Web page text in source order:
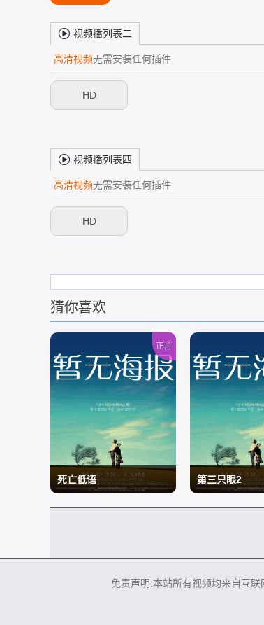
视频播列表二
高清视频无需安装任何插件
HD
视频播列表四
高清视频无需安装任何插件
HD
猜你喜欢
死亡低语
正片
第三只眼2
免责声明:本站所有视频均来自互